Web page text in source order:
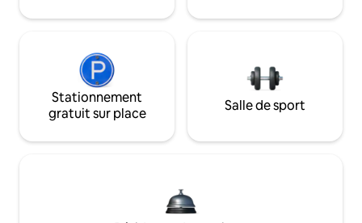
Stationnement
gratuit sur place
Salle de sport